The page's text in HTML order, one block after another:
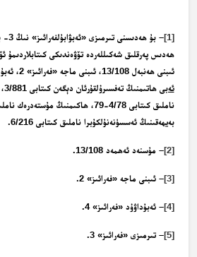
[1]
– بۇ
ھەدىس پەرقلىق شەكىللەردە تۆۋەندىكى كىتابلاردىمۇ
ئىبنى ھەنبەل 13/108، ئىبنى ماجە «فەرائىز» 2، ئەبۇ داۋۇد «فەرائىز» 4، ئىبنى
ئەبى
بەيھەقىنىڭ ئەسسۈنەنۇلكۇبرا ناملىق كىتابى 6/216.
[2]– مۇسنەد ئەھمەد 13/108.
[3]– ئىبنى ماجە «فەرائىز» 2.
[4]– ئەبۇداۋۇد «فەرائىز» 4.
[5]– تىرمىزى «فەرائىز» 3.